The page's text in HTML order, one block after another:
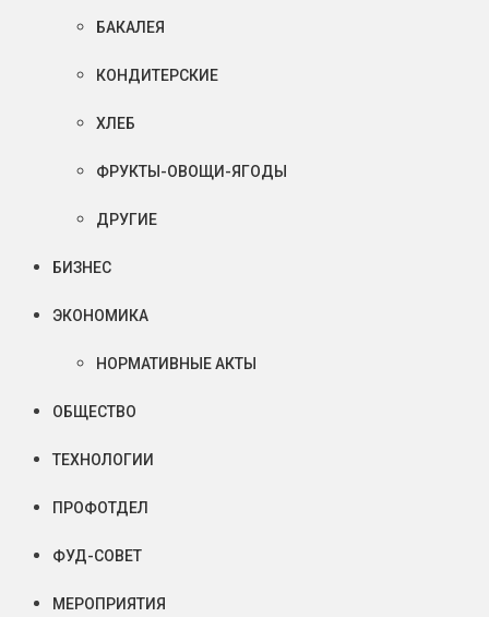
БАКАЛЕЯ
КОНДИТЕРСКИЕ
ХЛЕБ
ФРУКТЫ-ОВОЩИ-ЯГОДЫ
ДРУГИЕ
БИЗНЕС
ЭКОНОМИКА
НОРМАТИВНЫЕ АКТЫ
ОБЩЕСТВО
ТЕХНОЛОГИИ
ПРОФОТДЕЛ
ФУД-СОВЕТ
МЕРОПРИЯТИЯ